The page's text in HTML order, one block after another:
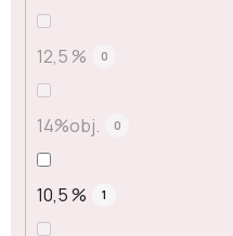
12,5 % 0
14%obj. 0
10,5 % 1